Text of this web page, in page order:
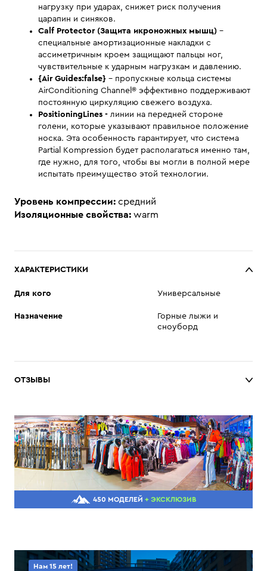
нагрузку при ударах, снижет риск получения
царапин и синяков.
Calf Protector (Защита икроножных мышц) -
специальные амортизационные накладки с
ассиметричным кроем защищают пальцы ног,
чувствительные к ударным нагрузкам и давлению.
{Air Guides:false} – пропускные кольца системы
AirConditioning Channel® эффективно поддерживают
постоянную циркуляцию свежего воздуха.
PositioningLines - линии на передней стороне
голени, которые указывают правильное положение
носка. Эта особенность гарантирует, что система
Partial Kompression будет располагаться именно там,
где нужно, для того, чтобы вы могли в полной мере
испытать преимущество этой технологии.
Уровень компрессии: средний
Изоляционные свойства: warm
ХАРАКТЕРИСТИКИ
Для кого Универсальные
Назначение
Горные лыжи и
сноуборд
ОТЗЫВЫ
450 МОДЕЛЕЙ + ЭКСКЛЮЗИВ
Нам 15 лет!